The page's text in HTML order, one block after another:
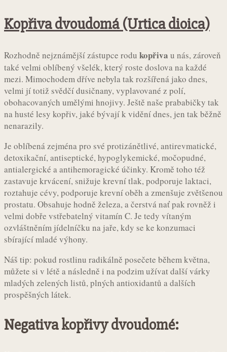
Kopřiva dvoudomá (Urtica dioica)
Rozhodně nejznámější zástupce rodu kopřiva u nás, zároveň
také velmi oblíbený všelék, který roste doslova na každé
mezi. Mimochodem dříve nebyla tak rozšířená jako dnes,
velmi jí totiž svědčí dusičnany, vyplavované z polí,
obohacovaných umělými hnojivy. Ještě naše prababičky tak
na husté lesy kopřiv, jaké bývají k vidění dnes, jen tak běžně
nenarazily.
Je oblíbená zejména pro své protizánětlivé, antirevmatické,
detoxikační, antiseptické, hypoglykemické, močopudné,
antialergické a antihemoragické účinky. Kromě toho též
zastavuje krvácení, snižuje krevní tlak, podporuje laktaci,
roztahuje cévy, podporuje krevní oběh a zmenšuje zvětšenou
prostatu. Obsahuje hodně železa, a čerstvá nať pak rovněž i
velmi dobře vstřebatelný vitamín C. Je tedy vítaným
ozvláštněním jídelníčku na jaře, kdy se ke konzumaci
sbírající mladé výhony.
Náš tip: pokud rostlinu radikálně posečete během května,
můžete si v létě a následně i na podzim užívat další várky
mladých zelených listů, plných antioxidantů a dalších
prospěšných látek.
Negativa kopřivy dvoudomé: